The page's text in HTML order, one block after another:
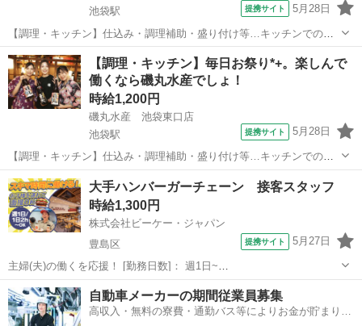
池袋駅
提携サイト 5月28日
【調理・キッチン】仕込み・調理補助・盛り付け等…キッチンでの業
務全般をお任せします!まずは、盛り付けなどの調理サポートから始め
てもらいます! お仕事は先輩スタッフがイチからお教えするので、未経
験の方も安心♪分からないことがあ...
東京 豊島区 池袋駅 キッチン
【調理・キッチン】毎日お祭り*+。楽しんで
働くなら磯丸水産でしょ！
時給1,200円
磯丸水産 池袋東口店
池袋駅
提携サイト 5月28日
【調理・キッチン】仕込み・調理補助・盛り付け等…キッチンでの業
務全般をお任せします!まずは、盛り付けなどの調理サポートから始め
てもらいます! お仕事は先輩スタッフがイチからお教えするので、未経
験の方も安心♪分からないことがあ...
東京 豊島区 池袋駅 キッチン
大手ハンバーガーチェーン 接客スタッフ
時給1,300円
株式会社ビーケー・ジャパン
豊島区
提携サイト 5月27日
主婦(夫)の働くを応援！ [勤務日数]： 週1日~
09:00~14:00/10:00~15:00/13:00~17:00/09:00~17:00 月/火/水/木/金/土/
日 などから選べます [勤務地・最寄駅]： 東京...
東京 豊島区 キッチン
自動車メーカーの期間従業員募集
高収入・無料の寮費・通勤バス等によりお金が貯まりや